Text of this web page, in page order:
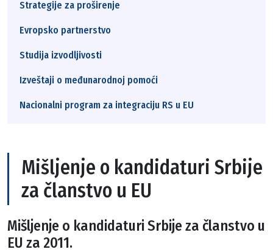
Strategije za proširenje
Evropsko partnerstvo
Studija izvodljivosti
Izveštaji o međunarodnoj pomoći
Nacionalni program za integraciju RS u EU
Mišljenje o kandidaturi Srbije
za članstvo u EU
Mišljenje o kandidaturi Srbije za članstvo u
EU za 2011.